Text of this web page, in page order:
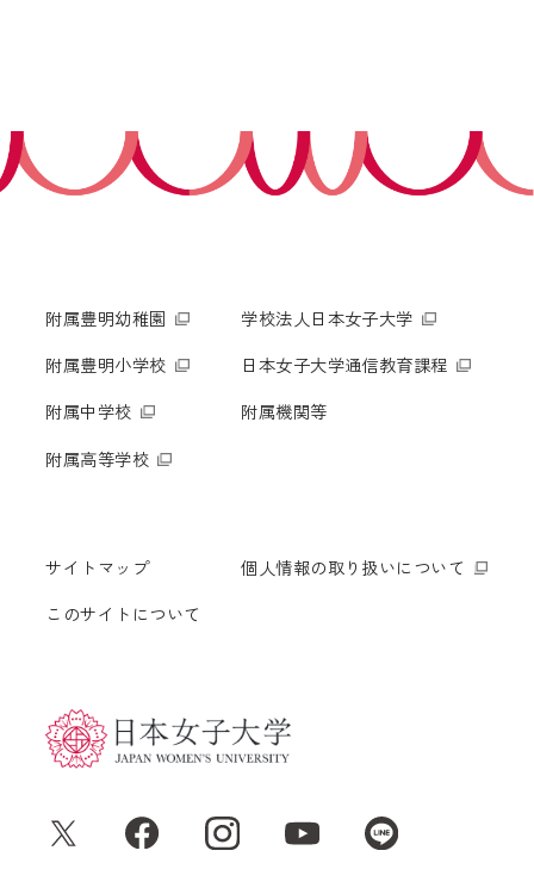
附属豊明幼稚園
附属豊明小学校
附属中学校
附属高等学校
学校法人日本女子大学
日本女子大学通信教育課程
附属機関等
サイトマップ
このサイトについて
個人情報の取り扱いについて